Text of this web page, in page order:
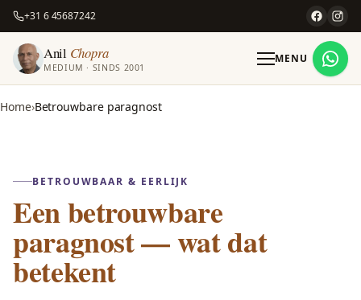
+31 6 45687242
Anil Chopra
MEDIUM · SINDS 2001
MENU
Home Betrouwbare paragnost
BETROUWBAAR & EERLIJK
Een betrouwbare
paragnost — wat dat
betekent